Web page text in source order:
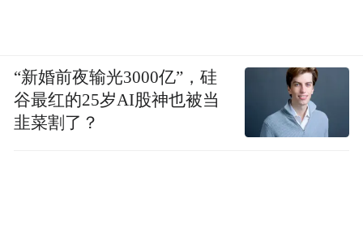
“新婚前夜输光3000亿”，硅
谷最红的25岁AI股神也被当
韭菜割了？